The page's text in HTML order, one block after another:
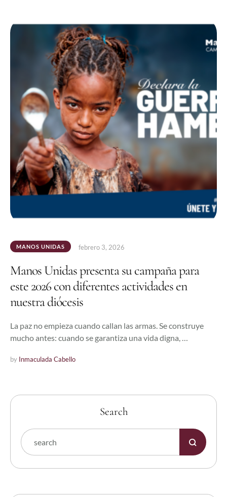
MANOS UNIDAS febrero 3, 2026
Manos Unidas presenta su campaña para
este 2026 con diferentes actividades en
nuestra diócesis
La paz no empieza cuando callan las armas. Se construye
mucho antes: cuando se garantiza una vida digna, …
by Inmaculada Cabello
Search